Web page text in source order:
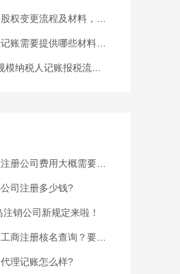
变更流程及材料，完整攻略...
需要提供哪些材料，202...
税人记账报税流程，建议收...
公司费用大概需要多少？
司注册多少钱?
销公司新规定来啦！
注册核名查询？要注意什么...
理记账怎么样?